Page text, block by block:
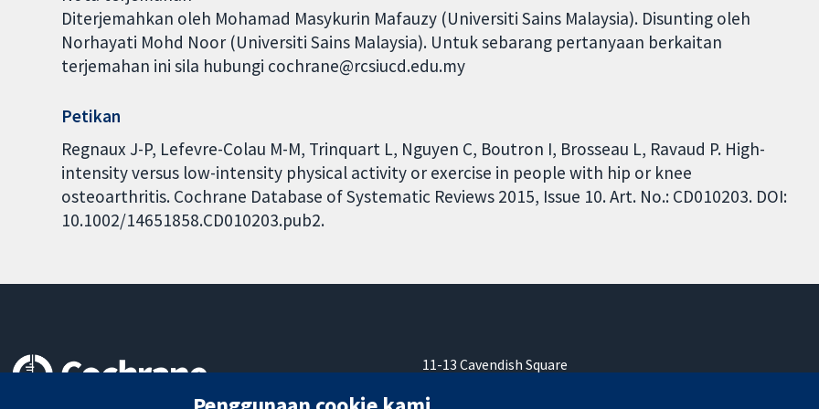
Diterjemahkan oleh Mohamad Masykurin Mafauzy (Universiti Sains Malaysia). Disunting oleh
Norhayati Mohd Noor (Universiti Sains Malaysia). Untuk sebarang pertanyaan berkaitan
terjemahan ini sila hubungi cochrane@rcsiucd.edu.my
Petikan
Regnaux J-P, Lefevre-Colau M-M, Trinquart L, Nguyen C, Boutron I, Brosseau L, Ravaud P. High-
intensity versus low-intensity physical activity or exercise in people with hip or knee
osteoarthritis. Cochrane Database of Systematic Reviews 2015, Issue 10. Art. No.: CD010203. DOI:
10.1002/14651858.CD010203.pub2.
11-13 Cavendish Square
W1G 0AN